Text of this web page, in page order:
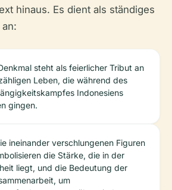
hinaus. Es dient als ständiges
steht als feierlicher Tribut an
Leben, die während des
Indonesiens
gingen.
ineinander verschlungenen Figuren
die Stärke, die in der
liegt, und die Bedeutung der
um